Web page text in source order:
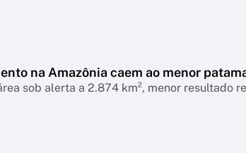
na Amazônia caem ao menor
sob alerta a 2.874 km², menor resultado